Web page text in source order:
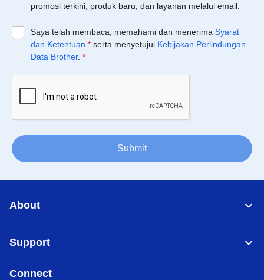
promosi terkini, produk baru, dan layanan melalui email.
Saya telah membaca, memahami dan menerima Syarat
dan Ketentuan * serta menyetujui Kebijakan Perlindungan
Data Brother. *
Submit
About
Support
Connect